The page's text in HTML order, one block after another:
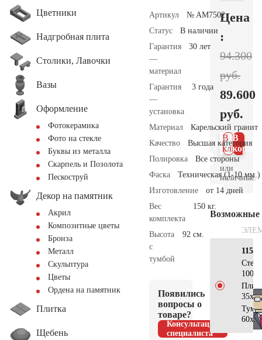
Цветники
Надгробная плита
Столики, Лавочки
Вазы
Оформление
Фотокерамика
Фото на стекле
Буквы из металла
Скарпель и Позолота
Пескоструй
Декор на памятник
Акрил
Композитные цветы
Бронза
Металл
Скульптура
Цветы
Ордена на памятник
Плитка
Щебень
Артикул
№ AM7502
Статус
В наличии
Гарантия
—
материал
30 лет
Гарантия
—
установка
3 года
Материал
Карельский гранит
Качество
Высшая категория
Полировка
Все стороны
Фаска
Техническая (1-10 мм.)
Изготовление
от 14 дней
Вес
комплекта
150 кг.
Высота
с
тумбой
92 см.
Появились
вопросы о
товаре?
Консультация
специалиста
Цена
:
94.300
руб.
89.600
руб.
В
В 1
клик
или
наличные.
Возможные